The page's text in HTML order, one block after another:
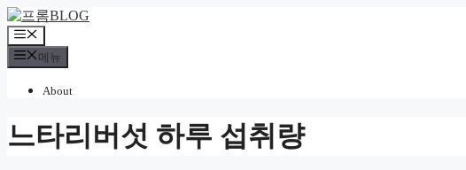
컨
텐
츠
로
뛰
기
메
뉴
메뉴
About
느타리버섯 하루 섭취량